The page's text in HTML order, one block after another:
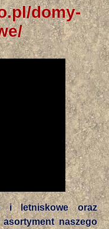
i letniskowe oraz
naszego